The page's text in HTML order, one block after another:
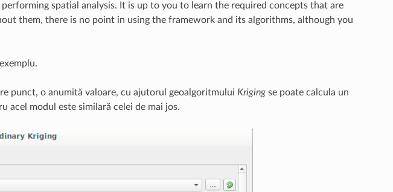
spatial analysis. It is up to you to learn the required concepts that are
them, there is no point in using the framework and its algorithms, although you
punct, o anumită valoare, cu ajutorul geoalgoritmului Krigingse poate calcula un
acel modul este similară celei de mai jos.